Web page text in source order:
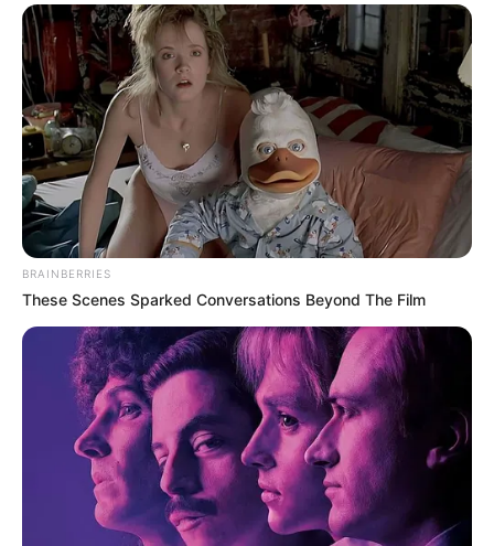
ΕΥΒΟΙΑ
ΤΑΥΤΟΤΗΤΑ ΚΑΙ ΕΠΙΚΟΙΝΩΝΙΑ ΟΡΟΙ ΧΡΗΣΗΣ
© 2025 EVIANEWS του Γιώργου Κουτσελίνη
BRAINBERRIES
These Scenes Sparked Conversations Beyond The Film